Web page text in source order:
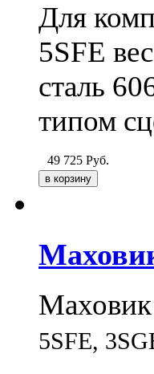
Для
5SFE
сталь
типом
49 725 Руб.
5SFE,